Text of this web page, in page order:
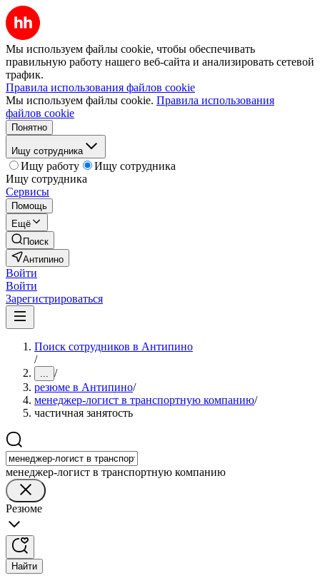
Мы используем файлы cookie, чтобы обеспечивать
правильную работу нашего веб-сайта и анализировать сетевой
трафик.
Правила использования файлов cookie
Мы используем файлы cookie. Правила использования
файлов cookie
Понятно
Ищу сотрудника
Ищу работу
Ищу сотрудника
Ищу сотрудника
Сервисы
Помощь
Ещё
Поиск
Антипино
Войти
Войти
Зарегистрироваться
Поиск сотрудников в Антипино
/
... /
резюме в Антипино/
менеджер-логист в транспортную компанию/
частичная занятость
менеджер-логист в транспортную компанию
Резюме
Найти